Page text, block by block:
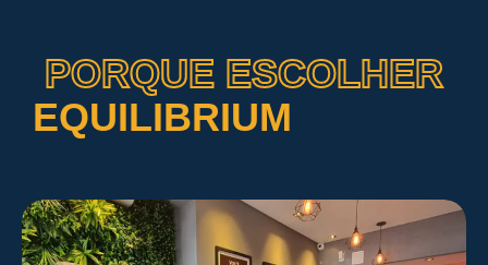
PORQUE ESCOLHER
EQUILIBRIUM